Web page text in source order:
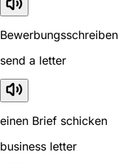
Bewerbungsschreiben
send a letter
einen Brief schicken
business letter